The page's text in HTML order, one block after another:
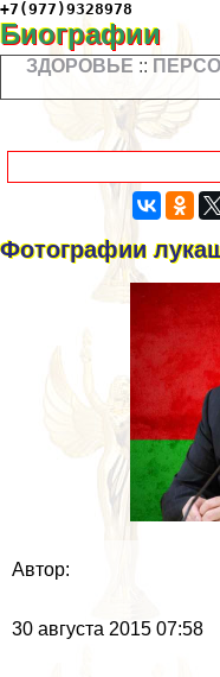
+7(977)9328978
Биографии
ЗДОРОВЬЕ ::
Фотографии
Автор:
30 августа 2015 07:58